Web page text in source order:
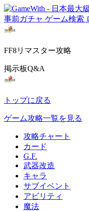
事前ガチャ ゲーム検索
FF8リマスター攻略
掲示板Q&A
トップに戻る
ゲーム攻略一覧を見る
攻略チャート
カード
G.F.
武器改造
キャラ
サブイベント
アビリティ
魔法